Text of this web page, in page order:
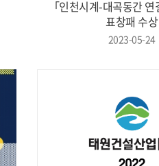
「인천시계-대곡동간 연
표창패 수상
2023-05-24